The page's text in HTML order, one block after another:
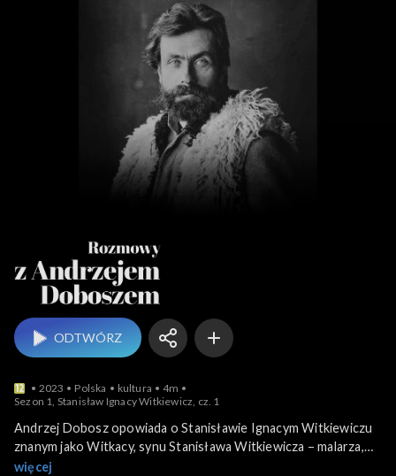
ODTWÓRZ
2023 Polska kultura
4m
Sezon 1, Stanisław Ignacy Witkiewicz, cz. 1
Andrzej Dobosz opowiada o Stanisławie Ignacym Witkiewiczu
znanym jako Witkacy, synu Stanisława Witkiewicza – malarza,
krytyka sztuki i twórcy oraz popularyzatora zakopiańskiego
więcej